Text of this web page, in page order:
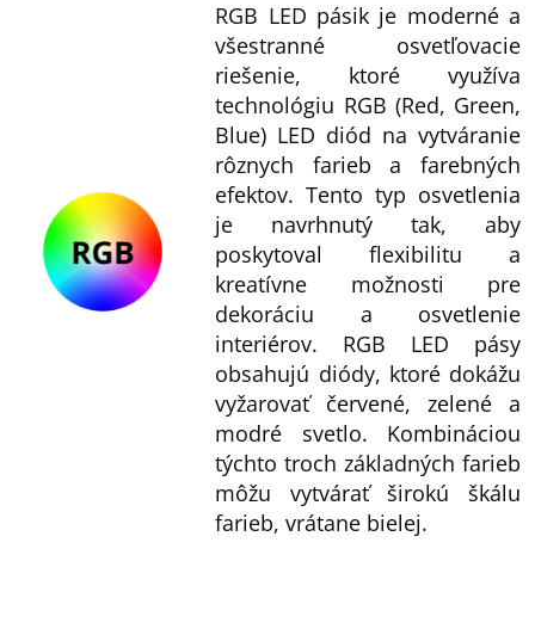
RGB LED pásik je moderné a
všestranné osvetľovacie
riešenie, ktoré využíva
technológiu RGB (Red, Green,
Blue) LED diód na vytváranie
rôznych farieb a farebných
efektov. Tento typ osvetlenia
je navrhnutý tak, aby
poskytoval flexibilitu a
kreatívne možnosti pre
dekoráciu a osvetlenie
interiérov. RGB LED pásy
obsahujú diódy, ktoré dokážu
vyžarovať červené, zelené a
modré svetlo. Kombináciou
týchto troch základných farieb
môžu vytvárať širokú škálu
farieb, vrátane bielej.